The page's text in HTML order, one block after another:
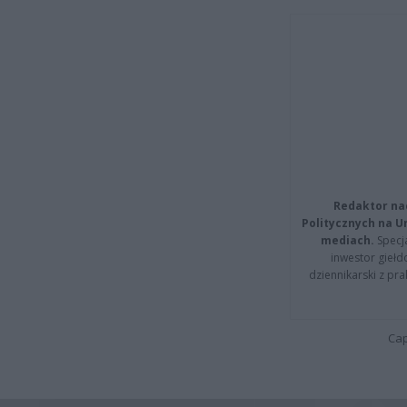
Redaktor
Politycznych na
mediach.
inwestor
dziennikarski z